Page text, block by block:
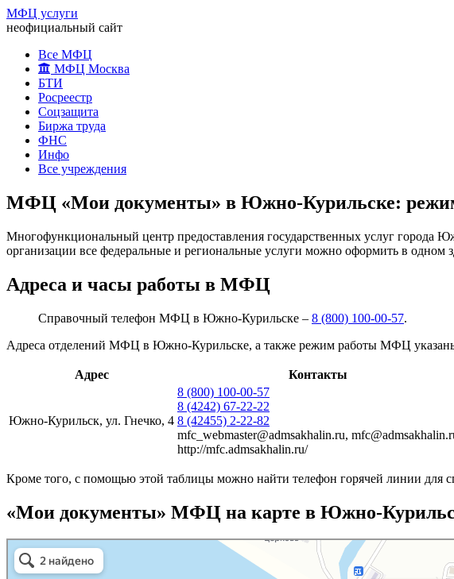
МФЦ услуги
неофициальный сайт
Все МФЦ
МФЦ Москва
БТИ
Росреестр
Соцзащита
Биржа труда
ФНС
Инфо
Все учреждения
МФЦ «Мои документы» в Южно-Курильске:
Многофункциональный центр предоставления государственных услуг города
организации все федеральные и региональные услуги можно оформить в одном
Адреса и часы работы в МФЦ
Справочный телефон МФЦ в Южно-Курильске – 8 (800) 100-00-57.
Адреса отделений МФЦ в Южно-Курильске, а также режим работы МФЦ
Адрес Контакты
Южно-Курильск, ул. Гнечко, 4
8 (800) 100-00-57
8 (4242) 67-22-22
8 (42455) 2-22-82
mfc_webmaster@admsakhalin.ru,
http://mfc.admsakhalin.ru/
Кроме того, с помощью этой таблицы можно найти телефон горячей линии для
«Мои документы» МФЦ на карте в Южно-